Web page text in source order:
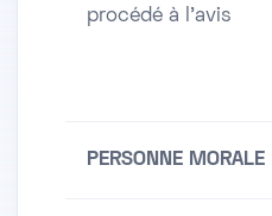
procédé à l'avis
PERSONNE MORALE